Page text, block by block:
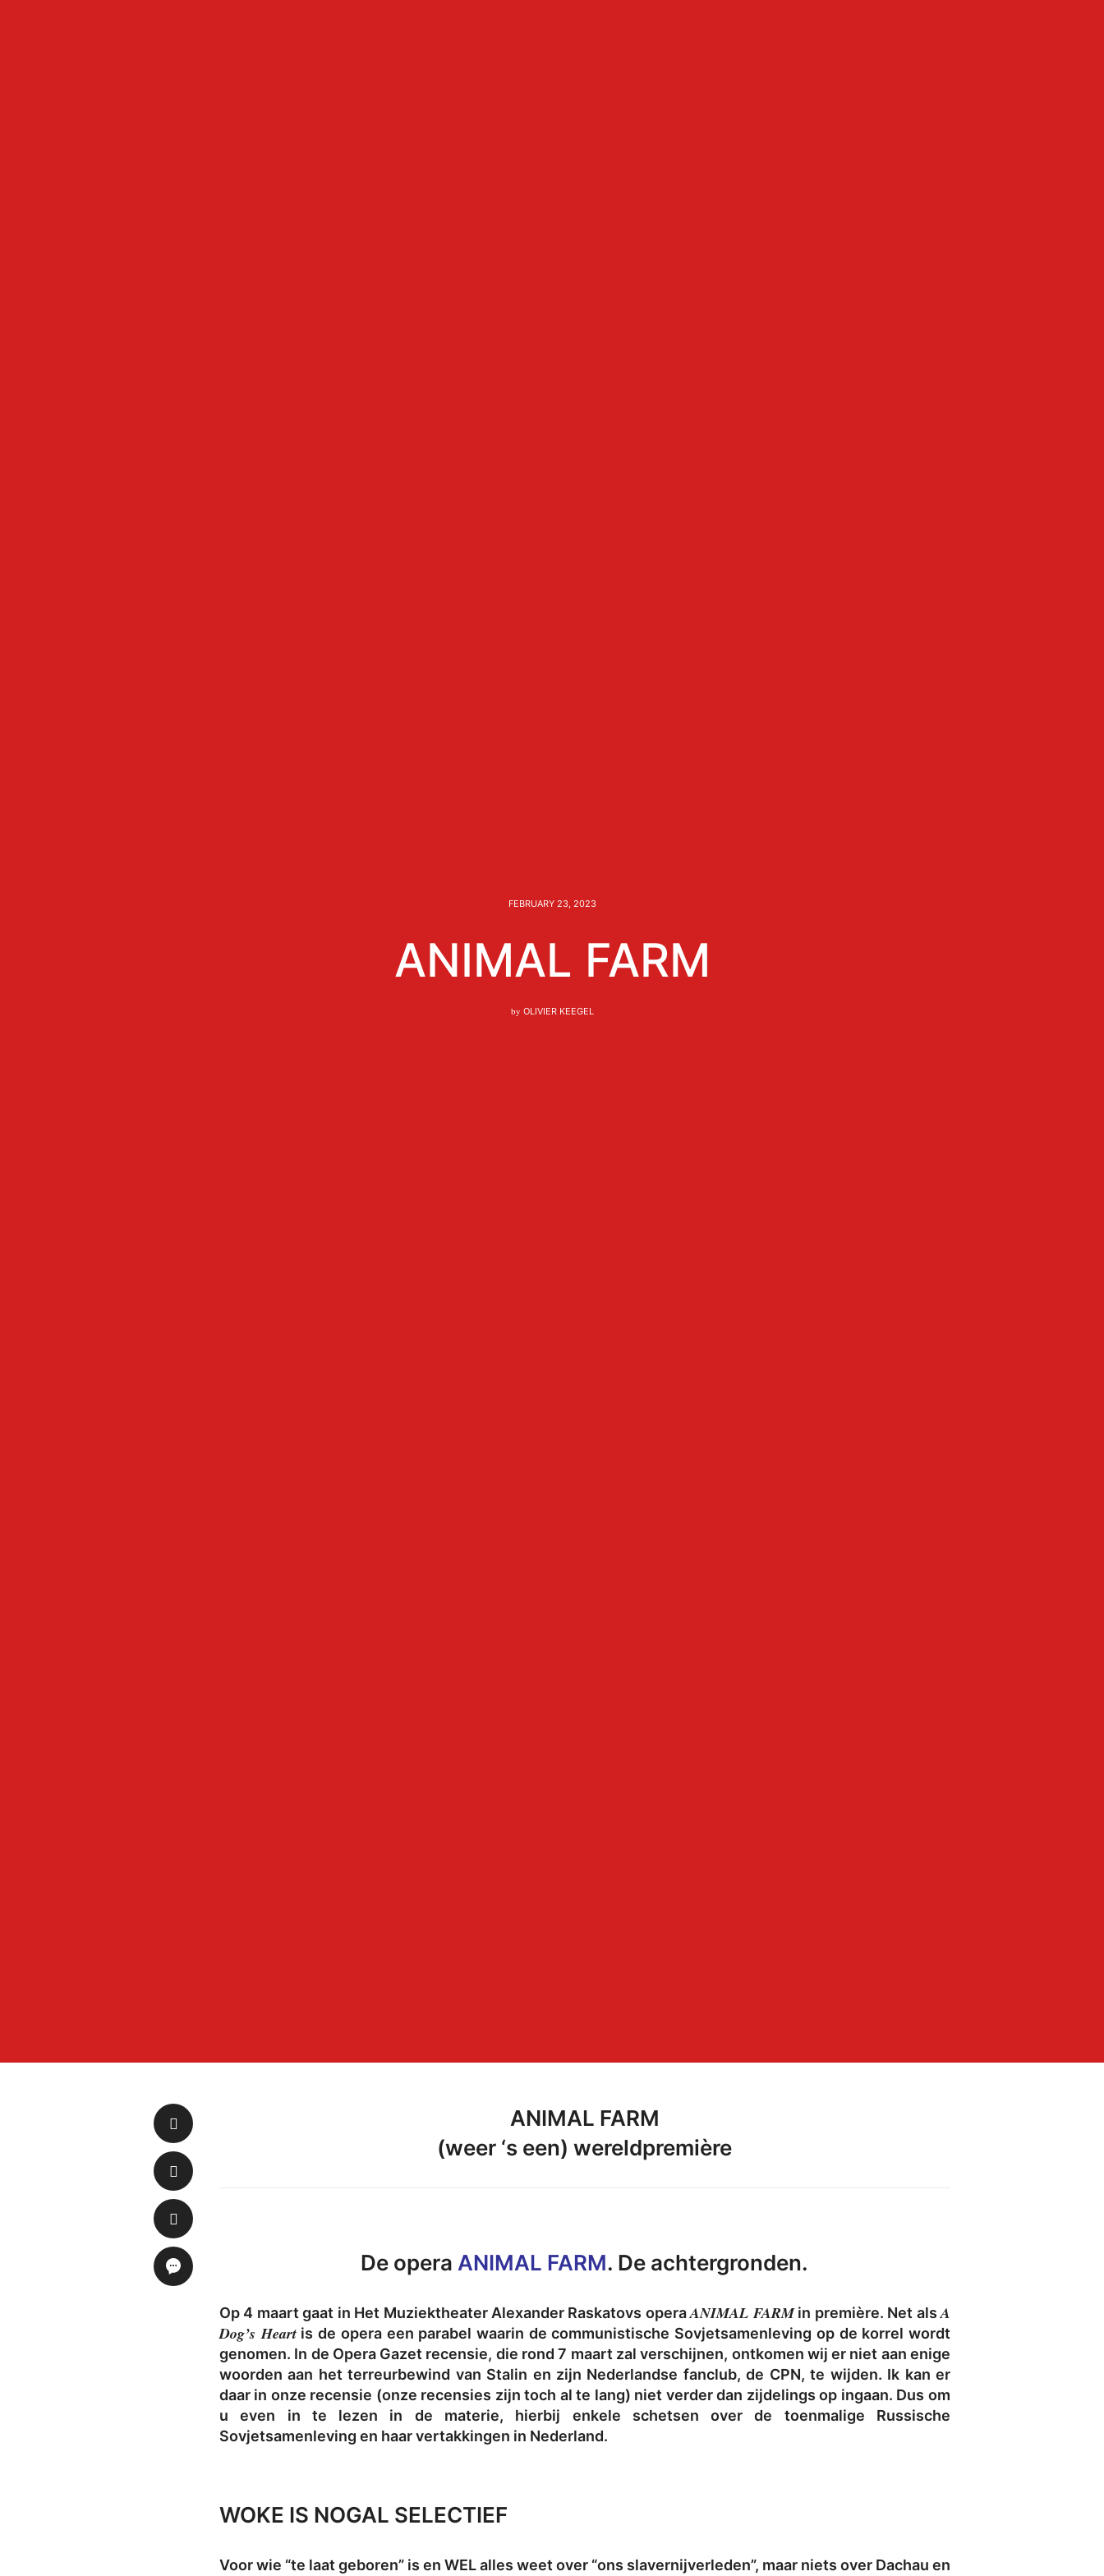
FEBRUARY 23, 2023
ANIMAL FARM
by OLIVIER KEEGEL
ANIMAL FARM
(weer ‘s een) wereldpremière
De opera ANIMAL FARM. De achtergronden.
Op 4 maart gaat in Het Muziektheater Alexander Raskatovs operaANIMAL FARMin première. Net als A
Dog’s Heartis de opera een parabel waarin de communistische Sovjetsamenleving op de korrel wordt
genomen. In de Opera Gazet recensie, die rond 7 maart zal verschijnen, ontkomen wij er niet aan enige
woorden aan het terreurbewind van Stalin en zijn Nederlandse fanclub, de CPN, te wijden. Ik kan er
daar in onze recensie (onze recensies zijn toch al te lang) niet verder dan zijdelings op ingaan. Dus om
u even in te lezen in de materie, hierbij enkele schetsen over de toenmalige Russische
Sovjetsamenleving en haar vertakkingen in Nederland.
WOKE IS NOGAL SELECTIEF
Voor wie “te laat geboren” is en WEL alles weet over “ons slavernijverleden”, maar niets over Dachau en